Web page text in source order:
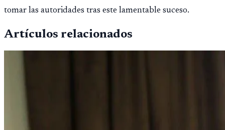
tomar las autoridades tras este lamentable suceso.
Artículos relacionados